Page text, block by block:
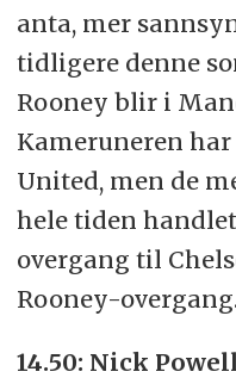
anta, mer
tidligere denne
Rooney blir i
Kameruneren
United, men de
hele tiden
overgang til
Rooney-
14.50: Nick